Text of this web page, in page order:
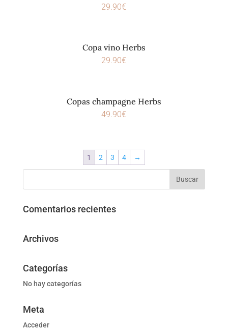
29.90€
Copa vino Herbs
29.90€
Copas champagne Herbs
49.90€
1 2 3 4 →
Comentarios recientes
Archivos
Categorías
No hay categorías
Meta
Acceder